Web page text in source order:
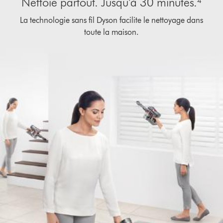
La technologie sans fil Dyson facilite le nettoyage dans
toute la maison.